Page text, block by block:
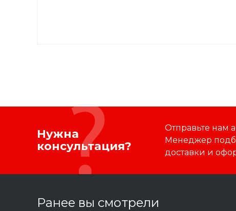
Нужна
консультация?
Отправьте нам
Менеджер
доставки и
Ранее вы смотрели